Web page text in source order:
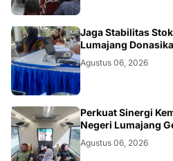
JATIM
Jaga Stabilitas
Lumajang
Agustus 06, 2026
JATIM
Perkuat Sinergi
Negeri Lumajang
Agustus 06, 2026